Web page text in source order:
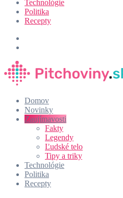
Technológie
Politika
Recepty
Domov
Novinky
Zaujímavosti
Fakty
Legendy
Ľudské telo
Tipy a triky
Technológie
Politika
Recepty